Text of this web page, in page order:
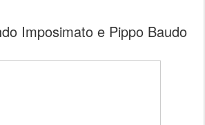
Imposimato e Pippo Baudo